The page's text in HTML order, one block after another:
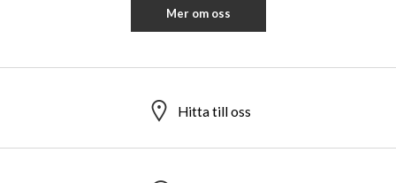
Mer om oss
Hitta till oss